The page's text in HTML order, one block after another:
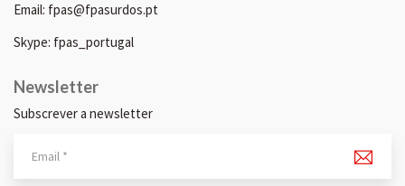
Email: fpas@fpasurdos.pt
Skype: fpas_portugal
Newsletter
Subscrever a newsletter